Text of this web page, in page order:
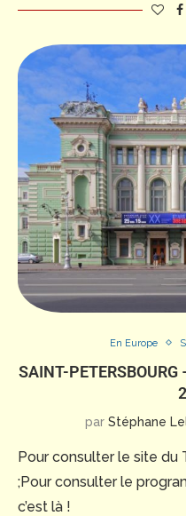
En Europe
SAINT-
par Stéphane
Pour consulter le site du
;Pour consulter le
c’est là !